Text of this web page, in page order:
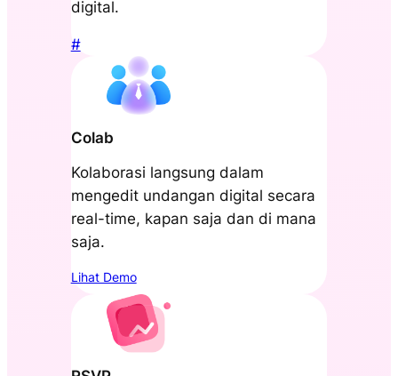
digital.
#
Colab
Kolaborasi langsung dalam
mengedit undangan digital secara
real-time, kapan saja dan di mana
saja.
Lihat Demo